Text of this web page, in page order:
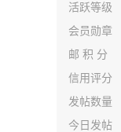
活跃等级
会员勋章
邮 积 分
信用评分
发帖数量
今日发帖